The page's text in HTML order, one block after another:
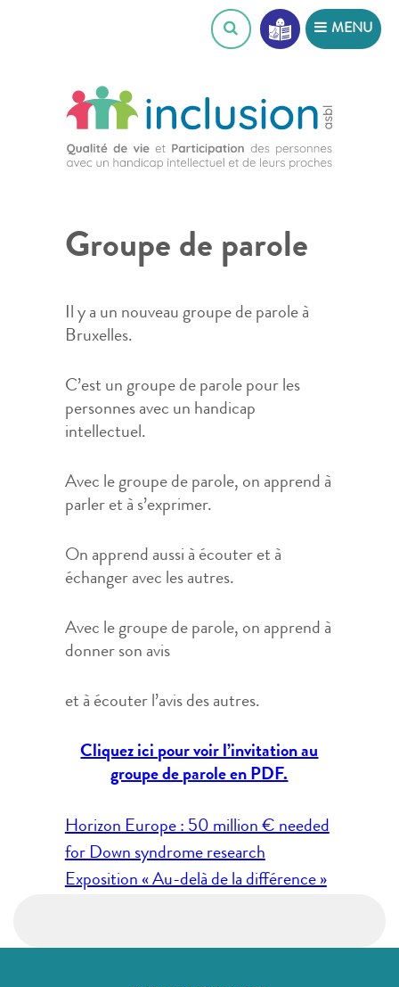
MENU
Groupe de parole
Il y a un nouveau groupe de parole à
Bruxelles.
C’est un groupe de parole pour les
personnes avec un handicap
intellectuel.
Avec le groupe de parole, on apprend à
parler et à s’exprimer.
On apprend aussi à écouter et à
échanger avec les autres.
Avec le groupe de parole, on apprend à
donner son avis
et à écouter l’avis des autres.
Cliquez ici pour voir l’invitation au
groupe de parole en PDF.
Navigation
de
l’article
Horizon Europe : 50 million € needed
for Down syndrome research
Exposition « Au-delà de la différence »